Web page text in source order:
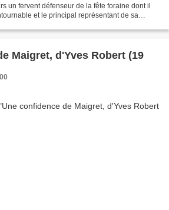
un fervent défenseur de la fête foraine dont il
et le principal représentant de sa
Maigret, d'Yves Robert (19